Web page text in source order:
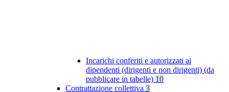
Incarichi conferiti e autorizzati ai
dipendenti (dirigenti e non dirigenti) (da
pubblicare in tabelle) 10
Contrattazione collettiva 3